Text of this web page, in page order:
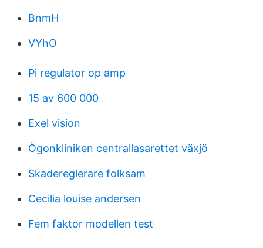
BnmH
VYhO
Pi regulator op amp
15 av 600 000
Exel vision
Ögonkliniken centrallasarettet växjö
Skadereglerare folksam
Cecilia louise andersen
Fem faktor modellen test